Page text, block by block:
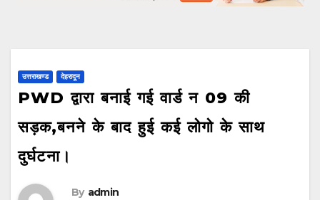
उत्तराखण्ड देहरादून
PWD द्वारा बनाई गई वार्ड न 09 की
सड़क,बनने के बाद हुई कई लोगो के साथ
दुर्घटना।
By admin